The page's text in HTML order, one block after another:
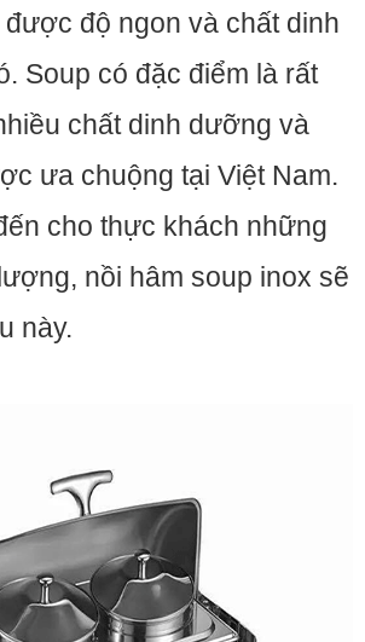
độ ngon và chất dinh
Soup có đặc điểm là rất
chất dinh dưỡng và
ưa chuộng tại Việt Nam.
cho thực khách những
nồi hâm soup inox sẽ
này.